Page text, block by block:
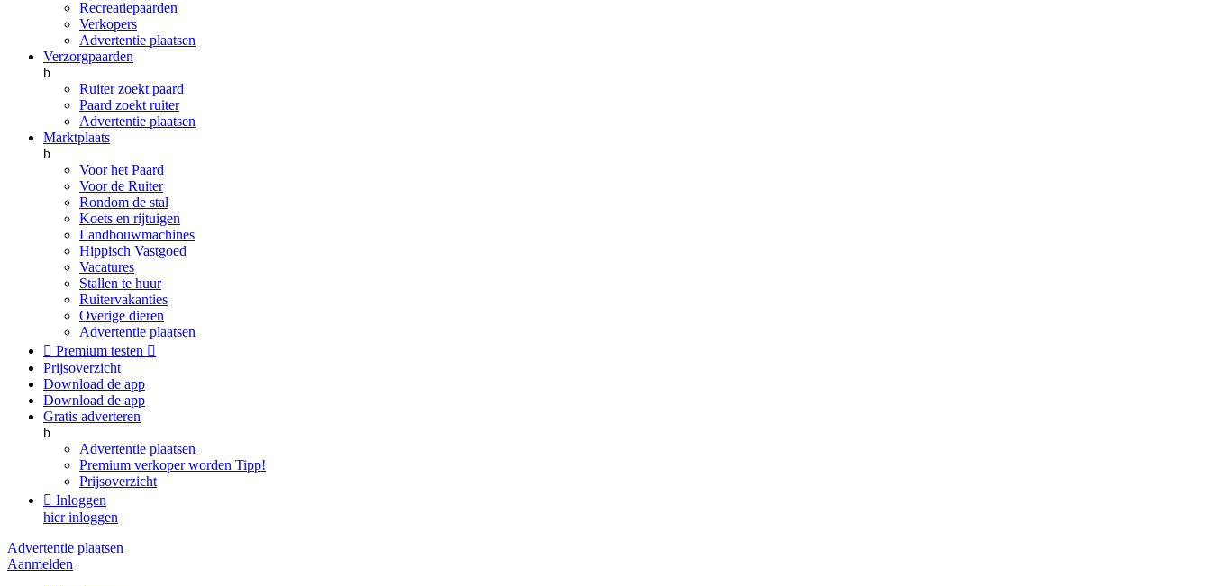
Recreatiepaarden
Verkopers
Advertentie plaatsen
Verzorgpaarden
b
Ruiter zoekt paard
Paard zoekt ruiter
Advertentie plaatsen
Marktplaats
b
Voor het Paard
Voor de Ruiter
Rondom de stal
Koets en rijtuigen
Landbouwmachines
Hippisch Vastgoed
Vacatures
Stallen te huur
Ruitervakanties
Overige dieren
Advertentie plaatsen
 Premium testen 
Prijsoverzicht
Download de app
Download de app
Gratis adverteren
b
Advertentie plaatsen
Premium verkoper worden Tipp!
Prijsoverzicht
 Inloggen
hier inloggen
Advertentie plaatsen
Aanmelden